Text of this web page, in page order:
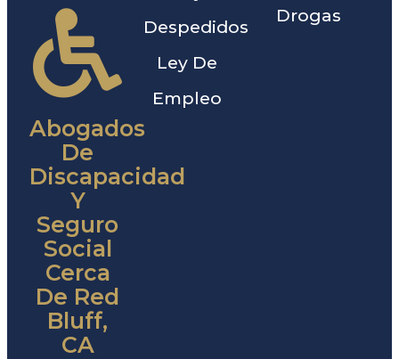
Abogados
De
Discapacidad
Y
Seguro
Social
Cerca
De Red
Bluff,
CA
Despedidos
Ley De
Empleo
Drogas